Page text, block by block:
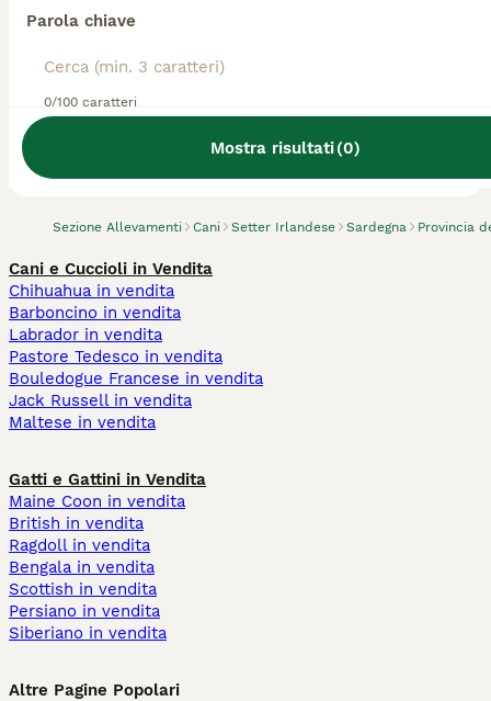
Parola chiave
0/100 caratteri
Mostra risultati(0)
Sezione Allevamenti Cani Setter Irlandese Sardegna Provincia
Abbiamo trovato 0 Allevamento di Setter
Irlandese, Guspini.
Cani e Cuccioli in Vendita
Chihuahua in vendita
Barboncino in vendita
Labrador in vendita
Pastore Tedesco in vendita
Bouledogue Francese in vendita
Jack Russell in vendita
Maltese in vendita
Gatti e Gattini in Vendita
Maine Coon in vendita
British in vendita
Ragdoll in vendita
Bengala in vendita
Scottish in vendita
Persiano in vendita
Siberiano in vendita
Altre Pagine Popolari